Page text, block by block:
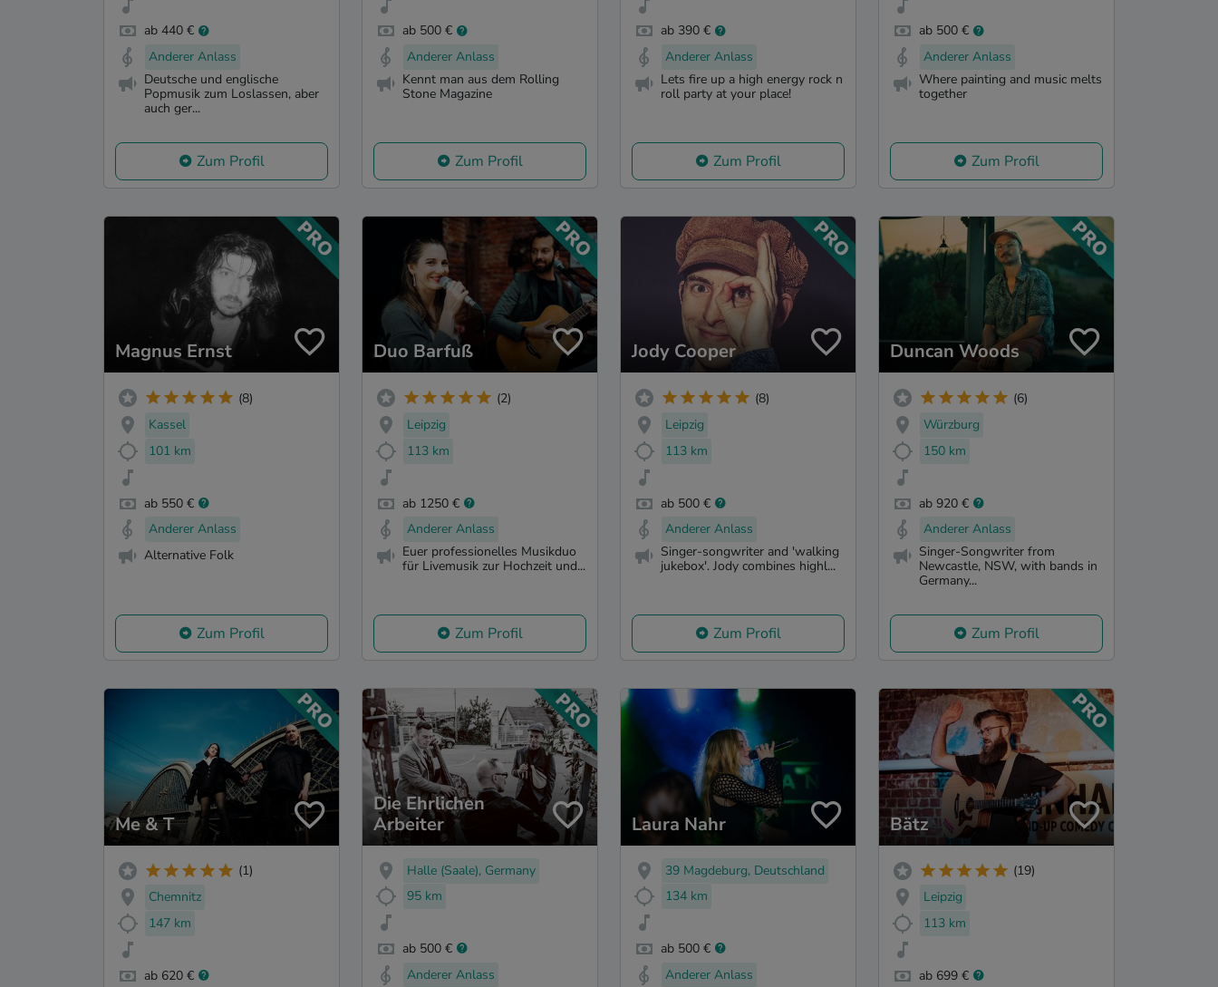
ab 440 €
Anderer Anlass
Deutsche und englische
Popmusik zum Loslassen, aber
auch ger...
Zum Profil
ab 500 €
Anderer Anlass
Kennt man aus dem Rolling
Stone Magazine
Zum Profil
ab 390 €
Anderer Anlass
Lets fire up a high energy rock n
roll party at your place!
Zum Profil
ab 500 €
Anderer Anlass
Where painting and music melts
together
Zum Profil
Magnus Ernst
(8)
Kassel
101 km
ab 550 €
Anderer Anlass
Alternative Folk
Zum Profil
Duo Barfuß
(2)
Leipzig
113 km
ab 1250 €
Anderer Anlass
Euer professionelles Musikduo
für Livemusik zur Hochzeit und...
Zum Profil
Jody Cooper
(8)
Leipzig
113 km
ab 500 €
Anderer Anlass
Singer-songwriter and 'walking
jukebox'. Jody combines highl...
Zum Profil
Duncan Woods
(6)
Würzburg
150 km
ab 920 €
Anderer Anlass
Singer-Songwriter from
Newcastle, NSW, with bands in
Germany...
Zum Profil
Me & T
(1)
Chemnitz
147 km
ab 620 €
Die Ehrlichen
Arbeiter
Halle (Saale), Germany
95 km
ab 500 €
Anderer Anlass
Laura Nahr
39 Magdeburg, Deutschland
134 km
ab 500 €
Anderer Anlass
Bätz
(19)
Leipzig
113 km
ab 699 €